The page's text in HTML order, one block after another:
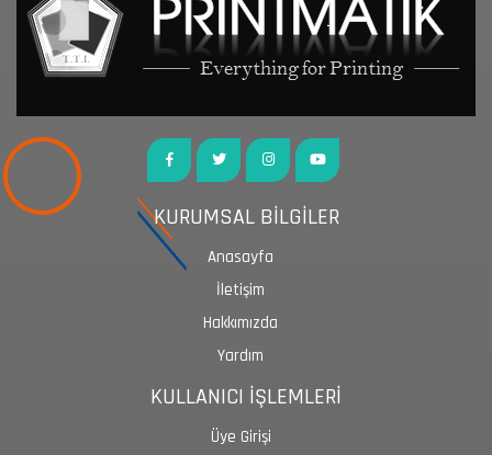
KURUMSAL BİLGİLER
Anasayfa
İletişim
Hakkımızda
Yardım
KULLANICI İŞLEMLERİ
Üye Girişi